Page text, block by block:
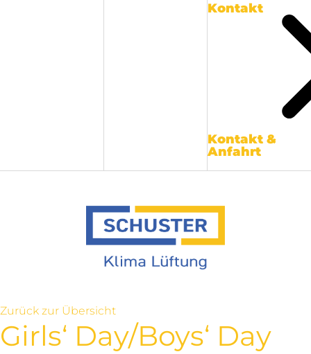
Kontakt
Kontakt &
Anfahrt
Zurück zur Übersicht
Girls‘ Day/Boys‘ Day